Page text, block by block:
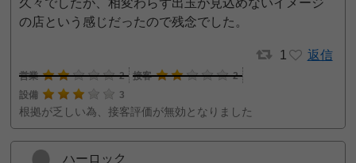
久々でしたが、相変わらず出玉が見込めないイメージ
の店という感じだったので残念でした。
1 返信
営業 2 接客
2
設備
3
根拠が乏しい為、接客評価が無効となりました
ハーロック